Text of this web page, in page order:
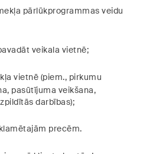
pārlūkprogrammas veidu
veikala vietnē;
vietnē (piem., pirkumu
pasūtījuma veikšana,
darbības);
precēm.